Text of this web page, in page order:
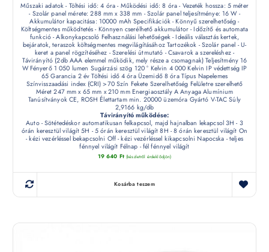
Műszaki adatok - Töltési idő: 4 óra - Működési idő: 8 óra - Vezeték hossza: 5 méter
- Szolár panel mérete: 288 mm x 338 mm - Szolár panel teljesítménye: 16 W -
Akkumulátor kapacitása: 10000 mAh Specifikációk - Könnyű szerelhetőség -
Költségmentes működtetés - Könnyen cserélhető akkumulátor - Időzítő és automata
funkció - Alkonykapcsoló Felhasználási lehetőségek - Ideális választás kertek,
bejáratok, teraszok költségmentes megvilágításához Tartozékok - Szolár panel - U-
keret a panel rögzítéséhez - Szerelési útmutató - Csavarok a szereléshez -
Távirányító (2db AAA elemmel működik, mely része a csomagnak) Teljesítmény 16
W Fényerő 1 050 lumen Sugárzási szög 120 ° Kelvin 4 000 Kelvin IP védettség IP
65 Garancia 2 év Töltési idő 4 óra Üzemidő 8 óra Típus Napelemes
Színvisszaadási index (CRI) >70 Szín Fekete Szerelhetőség Felületre szerelhető
Méret 247 mm x 65 mm x 210 mm Energiaosztály A Anyaga Alumínium
Tanúsítványok CE, ROSH Élettartam min. 20000 üzemóra Gyártó V-TAC Súly
2,9166 kg/db
Távirányító működése:
Auto - Sötétedéskor automatikusan felkapcsol, majd hajnalban lekapcsol 3H - 3
órán keresztül világít 5H - 5 órán keresztül világít 8H - 8 órán keresztül világít On
- kézi vezérléssel bekapcsolni Off - kézi vezérléssel kikapcsolni Napocska - teljes
fénnyel világít Félnap - fél fénnyel világít
19 640 Ft (készletről érdeklődjön)
Kosárba teszem